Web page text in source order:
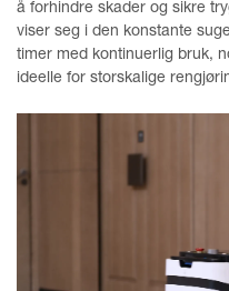
å forhindre skader og sikre
viser seg i den konstante
timer med kontinuerlig bruk,
ideelle for storskalige